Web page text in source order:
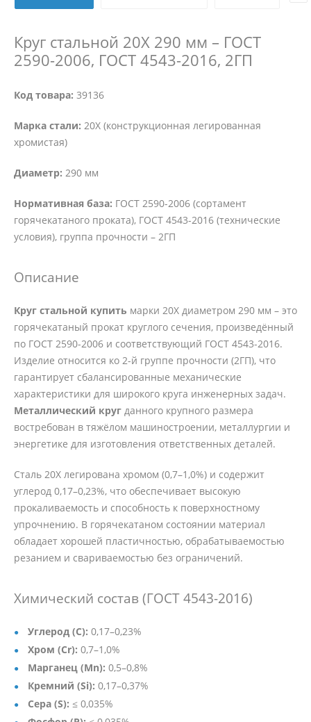
Круг стальной 20Х 290 мм – ГОСТ
2590-2006, ГОСТ 4543-2016, 2ГП
Код товара: 39136
Марка стали: 20Х (конструкционная легированная
хромистая)
Диаметр: 290 мм
Нормативная база: ГОСТ 2590-2006 (сортамент
горячекатаного проката), ГОСТ 4543-2016 (технические
условия), группа прочности – 2ГП
Описание
Круг стальной купить марки 20Х диаметром 290 мм – это
горячекатаный прокат круглого сечения, произведённый
по ГОСТ 2590-2006 и соответствующий ГОСТ 4543-2016.
Изделие относится ко 2-й группе прочности (2ГП), что
гарантирует сбалансированные механические
характеристики для широкого круга инженерных задач.
Металлический круг данного крупного размера
востребован в тяжёлом машиностроении, металлургии и
энергетике для изготовления ответственных деталей.
Сталь 20Х легирована хромом (0,7–1,0%) и содержит
углерод 0,17–0,23%, что обеспечивает высокую
прокаливаемость и способность к поверхностному
упрочнению. В горячекатаном состоянии материал
обладает хорошей пластичностью, обрабатываемостью
резанием и свариваемостью без ограничений.
Химический состав (ГОСТ 4543-2016)
Углерод (C): 0,17–0,23%
Хром (Cr): 0,7–1,0%
Марганец (Mn): 0,5–0,8%
Кремний (Si): 0,17–0,37%
Сера (S): ≤ 0,035%